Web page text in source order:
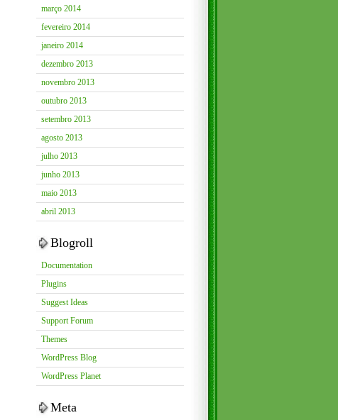
março 2014
fevereiro 2014
janeiro 2014
dezembro 2013
novembro 2013
outubro 2013
setembro 2013
agosto 2013
julho 2013
junho 2013
maio 2013
abril 2013
Blogroll
Documentation
Plugins
Suggest Ideas
Support Forum
Themes
WordPress Blog
WordPress Planet
Meta